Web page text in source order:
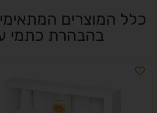
כלל המוצרים
בהבהרת כתמי